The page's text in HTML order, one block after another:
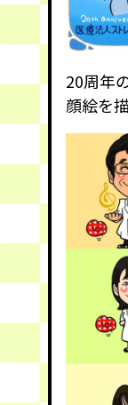
20周年
顔絵を